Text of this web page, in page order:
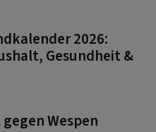
2026:
Gesundheit &
Wespen